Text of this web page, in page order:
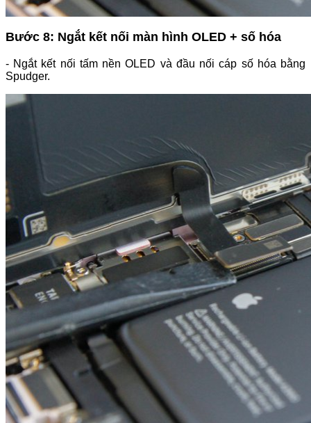
Bước 8: Ngắt kết nối màn hình OLED + số hóa
- Ngắt kết nối tấm nền OLED và đầu nối cáp số hóa bằng
Spudger.